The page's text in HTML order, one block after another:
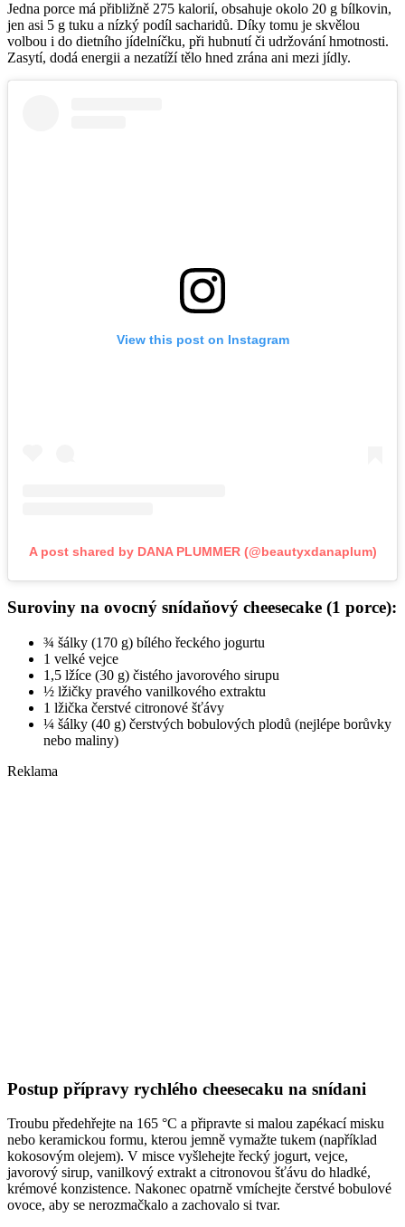
Jedna porce má přibližně 275 kalorií, obsahuje okolo 20 g bílkovin,
jen asi 5 g tuku a nízký podíl sacharidů. Díky tomu je skvělou
volbou i do dietního jídelníčku, při hubnutí či udržování hmotnosti.
Zasytí, dodá energii a nezatíží tělo hned zrána ani mezi jídly.
View this post on Instagram
A post shared by DANA PLUMMER (@beautyxdanaplum)
Suroviny na ovocný snídaňový cheesecake (1 porce):
¾ šálky (170 g) bílého řeckého jogurtu
1 velké vejce
1,5 lžíce (30 g) čistého javorového sirupu
½ lžičky pravého vanilkového extraktu
1 lžička čerstvé citronové šťávy
¼ šálky (40 g) čerstvých bobulových plodů (nejlépe borůvky
nebo maliny)
Reklama
Postup přípravy rychlého cheesecaku na snídani
Troubu předehřejte na 165 °C a připravte si malou zapékací misku
nebo keramickou formu, kterou jemně vymažte tukem (například
kokosovým olejem). V misce vyšlehejte řecký jogurt, vejce,
javorový sirup, vanilkový extrakt a citronovou šťávu do hladké,
krémové konzistence. Nakonec opatrně vmíchejte čerstvé bobulové
ovoce, aby se nerozmačkalo a zachovalo si tvar.